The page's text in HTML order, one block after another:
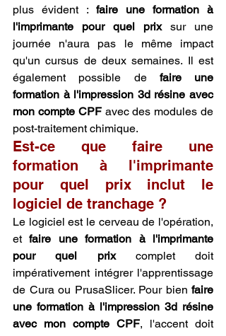
plus évident : faire une formation à
l'imprimante pour quel prix sur une
journée n'aura pas le même impact
qu'un cursus de deux semaines. Il est
également possible de faire une
formation à l'impression 3d résine avec
mon compte CPF avec des modules de
post-traitement chimique.
Est-ce que faire une
formation à l'imprimante
pour quel prix inclut le
logiciel de tranchage ?
Le logiciel est le cerveau de l'opération,
et faire une formation à l'imprimante
pour quel prix complet doit
impérativement intégrer l'apprentissage
de Cura ou PrusaSlicer. Pour bien faire
une formation à l'impression 3d résine
avec mon compte CPF, l'accent doit